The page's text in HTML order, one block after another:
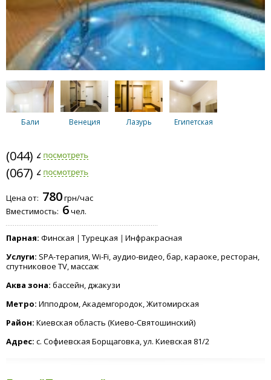
Бали Венеция Лазурь Египетская
пользования
(044) 401-6480
(067) 409-5966
Цена от: 780грн/час
Вместимость: 6чел.
Парная: Финская Турецкая
Инфракрасная
Услуги: SPA-терапия, Wi-Fi, аудио-видео, бар, караоке, ресторан,
спутниковое TV, массаж
Аква зона: бассейн, джакузи
Метро: Ипподром, Академгородок, Житомирская
Район: Киевская область (Киево-Святошинский)
Адрес: с. Софиевская Борщаговка, ул. Киевская 81/2